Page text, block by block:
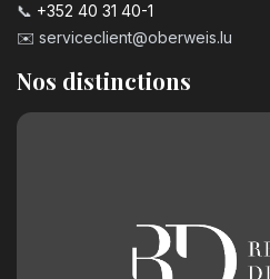
📞 +352 40 31 40-1
✉️ serviceclient@oberweis.lu
Nos distinctions